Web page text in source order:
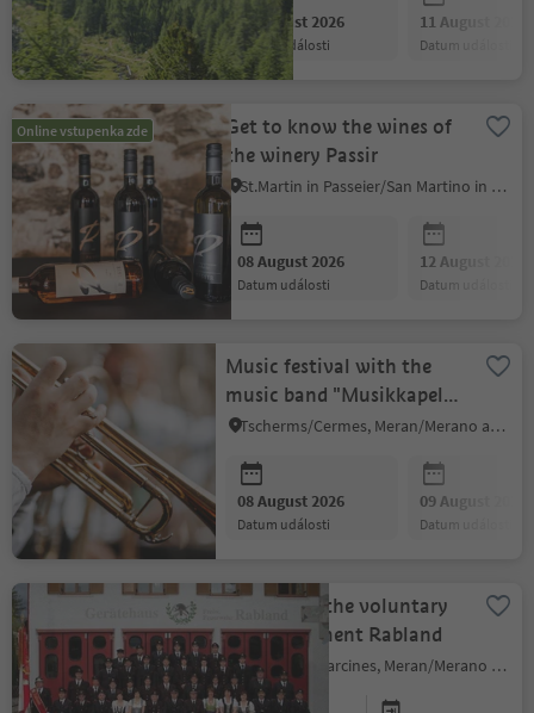
08 August 2026
datum události
11 August 2026
datum události
Online vstupenka zde
Get to know the wines of
the winery Passir
St.Martin in Passeier/San Martino in Passiria, Meran/Merano and environs
08 August 2026
datum události
12 August 2026
datum události
Music festival with the
music band "Musikkapelle
Tscherms"
Tscherms/Cermes, Meran/Merano and environs
08 August 2026
datum události
09 August 2026
datum události
Festival of the voluntary
fire department Rabland
Partschins/Parcines, Meran/Merano and environs